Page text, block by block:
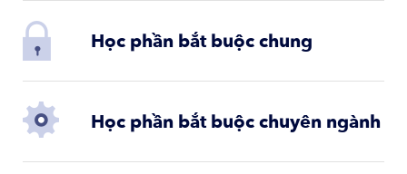
Học phần bắt buộc chung
Học phần bắt buộc chuyên ngành